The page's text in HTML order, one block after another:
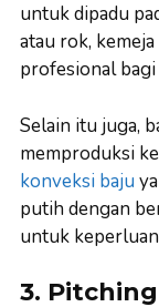
untuk dipadu
atau rok,
profesional bagi
Selain itu juga,
memproduksi
konveksi baju
putih dengan
untuk
3.